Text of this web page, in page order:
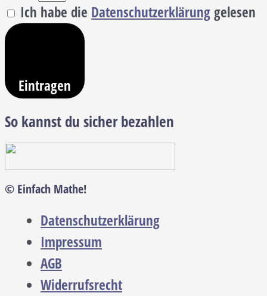
Ich habe die Datenschutzerklärunggelesen
Eintragen
So kannst du sicher bezahlen
© Einfach Mathe!
Datenschutzerklärung
Impressum
AGB
Widerrufsrecht